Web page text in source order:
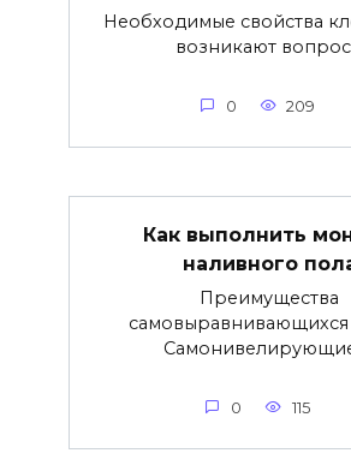
Необходимые свойства
возникают
0 209
Как выполнить
наливного
Преимущества
0 115